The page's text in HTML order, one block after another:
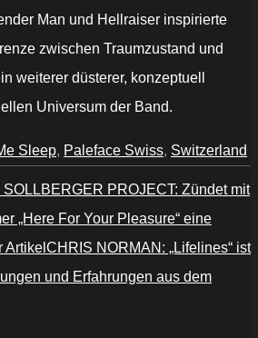
Man und Hellraiser inspirierte
zwischen Traumzustand und
weiterer düsterer, konzeptuell
Universum der Band.
Sleep, Paleface Swiss, Switzerland
SOLLBERGER PROJECT: Zündet mit
„Here For Your Pleasure“ eine
Artikel CHRIS NORMAN: „Lifelines“ ist
und Erfahrungen aus dem